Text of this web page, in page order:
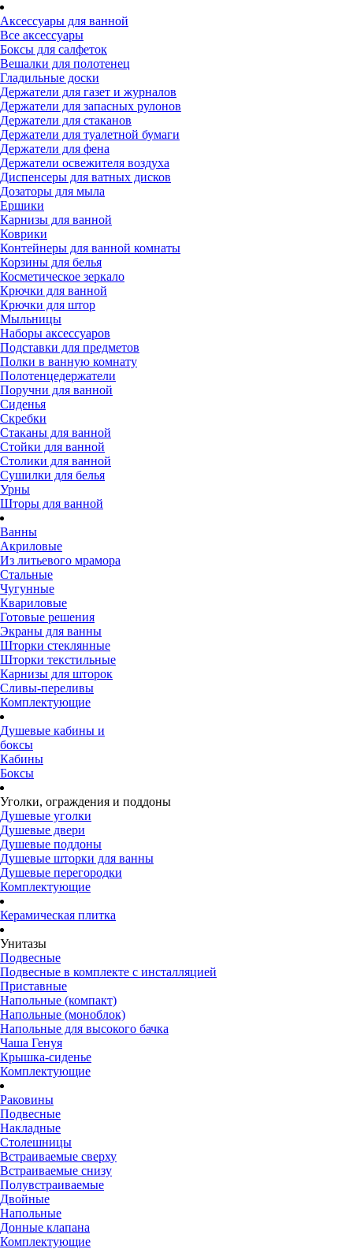
Аксессуары для ванной
Все аксессуары
Боксы для салфеток
Вешалки для полотенец
Гладильные доски
Держатели для газет и журналов
Держатели для запасных рулонов
Держатели для стаканов
Держатели для туалетной бумаги
Держатели для фена
Держатели освежителя воздуха
Диспенсеры для ватных дисков
Дозаторы для мыла
Ершики
Карнизы для ванной
Коврики
Контейнеры для ванной комнаты
Корзины для белья
Косметическое зеркало
Крючки для ванной
Крючки для штор
Мыльницы
Наборы аксессуаров
Подставки для предметов
Полки в ванную комнату
Полотенцедержатели
Поручни для ванной
Сиденья
Скребки
Стаканы для ванной
Стойки для ванной
Столики для ванной
Сушилки для белья
Урны
Шторы для ванной
Ванны
Акриловые
Из литьевого мрамора
Стальные
Чугунные
Квариловые
Готовые решения
Экраны для ванны
Шторки стеклянные
Шторки текстильные
Карнизы для шторок
Сливы-переливы
Комплектующие
Душевые кабины и
боксы
Кабины
Боксы
Уголки, ограждения и поддоны
Душевые уголки
Душевые двери
Душевые поддоны
Душевые шторки для ванны
Душевые перегородки
Комплектующие
Керамическая плитка
Унитазы
Подвесные
Подвесные в комплекте с инсталляцией
Приставные
Напольные (компакт)
Напольные (моноблок)
Напольные для высокого бачка
Чаша Генуя
Крышка-сиденье
Комплектующие
Раковины
Подвесные
Накладные
Столешницы
Встраиваемые сверху
Встраиваемые снизу
Полувстраиваемые
Двойные
Напольные
Донные клапана
Комплектующие